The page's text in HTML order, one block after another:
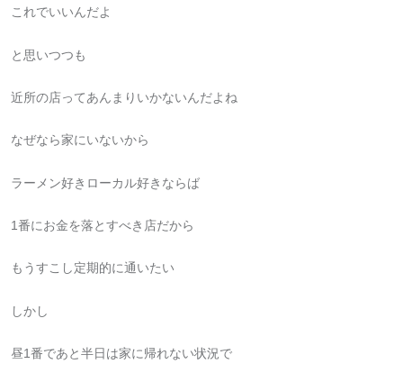
これでいいんだよ
と思いつつも
近所の店ってあんまりいかないんだよね
なぜなら家にいないから
ラーメン好きローカル好きならば
1番にお金を落とすべき店だから
もうすこし定期的に通いたい
しかし
昼1番であと半日は家に帰れない状況で